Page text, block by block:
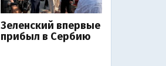
Зеленский впервые
прибыл в Сербию